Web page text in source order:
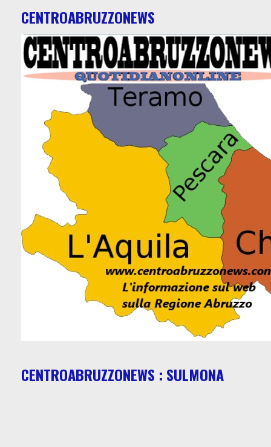
CENTROABRUZZONEWS
CENTROABRUZZONEWS : SULMONA